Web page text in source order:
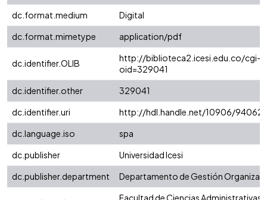
dc.format.medium
Digital
dc.format.mimetype
application/pdf
dc.identifier.OLIB
http://biblioteca2.icesi.edu.co/cgi-
oid=329041
dc.identifier.other
329041
dc.identifier.uri
http://hdl.handle.net/10906/94062
dc.language.iso
spa
dc.publisher
Universidad Icesi
dc.publisher.department
Departamento de Gestión
Facultad de Ciencias Administrativas y